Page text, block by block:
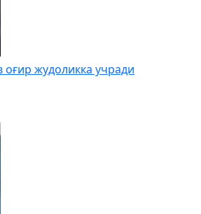
жудоликка учради